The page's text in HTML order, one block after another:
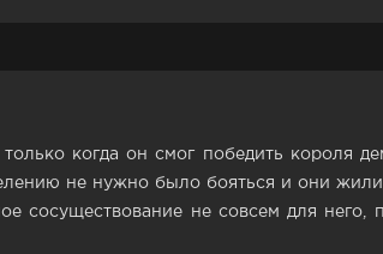
когда он смог победить короля
не нужно было бояться и они
сосуществование не совсем для него,